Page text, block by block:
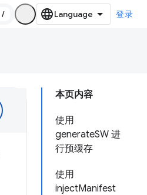
/ 登录
本页内容
使用
generateSW 进
行预缓存
使用
injectManifest